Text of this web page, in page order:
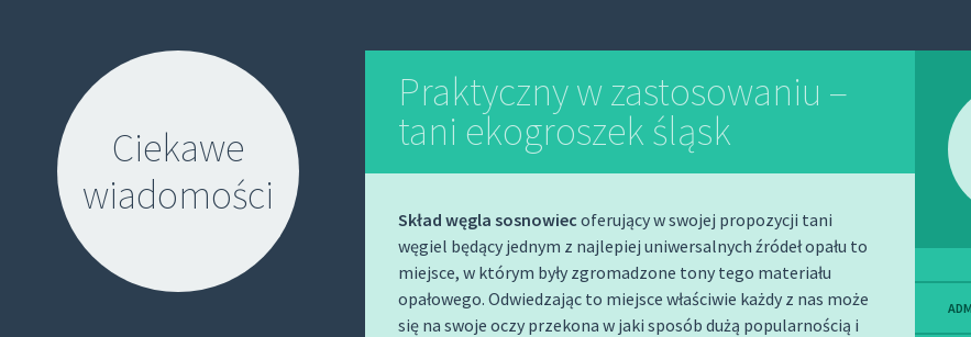
Ciekawe
wiadomości
Praktyczny w zastosowaniu –
tani ekogroszek śląsk
Skład węgla sosnowiec oferujący w swojej propozycji tani
węgiel będący jednym z najlepiej uniwersalnych źródeł opału to
miejsce, w którym były zgromadzone tony tego materiału
opałowego. Odwiedzając to miejsce właściwie każdy z nas może
się na swoje oczy przekona w jaki sposób dużą popularnością i